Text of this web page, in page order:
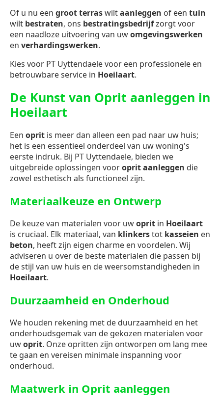
Of u nu een groot terraswiltaanleggen of een tuin
wilt bestraten, ons bestratingsbedrijfzorgt voor
een naadloze uitvoering van uwomgevingswerken
en verhardingswerken.
Kies voor PT Uyttendaele voor een professionele en
betrouwbare service in Hoeilaart.
De Kunst van Oprit aanleggen in
Hoeilaart
Een oprit is meer dan alleen een pad naar uw huis;
het is een essentieel onderdeel van uw woning's
eerste indruk. Bij PT Uyttendaele, bieden we
uitgebreide oplossingen vooroprit aanleggen die
zowel esthetisch als functioneel zijn.
Materiaalkeuze en Ontwerp
De keuze van materialen voor uwoprit in Hoeilaart
is cruciaal. Elk materiaal, van klinkerstot kasseien en
beton, heeft zijn eigen charme en voordelen. Wij
adviseren u over de beste materialen die passen bij
de stijl van uw huis en de weersomstandigheden in
Hoeilaart.
Duurzaamheid en Onderhoud
We houden rekening met de duurzaamheid en het
onderhoudsgemak van de gekozen materialen voor
uwoprit. Onze opritten zijn ontworpen om lang mee
te gaan en vereisen minimale inspanning voor
onderhoud.
Maatwerk in Oprit aanleggen